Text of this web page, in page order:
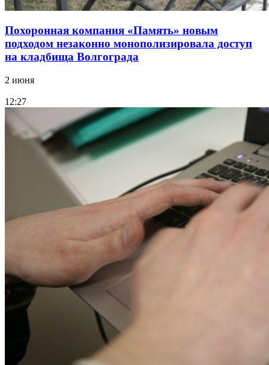
Похоронная компания «Память» новым
подходом незаконно монополизировала доступ
на кладбища Волгограда
2 июня
12:27